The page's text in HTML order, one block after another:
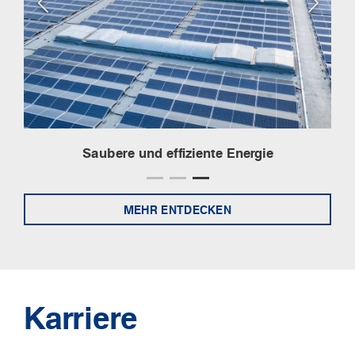
Kreislaufwirtschaft
MEHR ENTDECKEN
Karriere